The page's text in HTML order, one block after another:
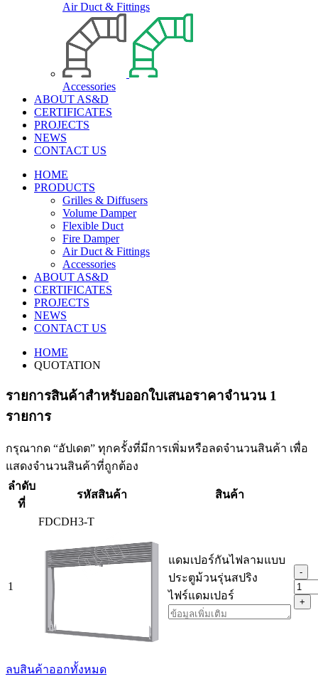
Air Duct & Fittings
Accessories
ABOUT AS&D
CERTIFICATES
PROJECTS
NEWS
CONTACT US
HOME
PRODUCTS
Grilles & Diffusers
Volume Damper
Flexible Duct
Fire Damper
Air Duct & Fittings
Accessories
ABOUT AS&D
CERTIFICATES
PROJECTS
NEWS
CONTACT US
HOME
QUOTATION
รายการสินค้าสําหรับออกใบเสนอราคาจำนวน 1
รายการ
กรุณากด “อัปเดต” ทุกครั้งที่มีการเพิ่มหรือลดจำนวนสินค้า เพื่อ
แสดงจำนวนสินค้าที่ถูกต้อง
ลำดับ
ที่
รหัสสินค้า สินค้า
1
FDCDH3-T
แดมเปอร์กันไฟลามแบบ
ประตูม้วนรุ่นสปริง
ไฟร์แดมเปอร์
-
+
ลบสินค้าออกทั้งหมด